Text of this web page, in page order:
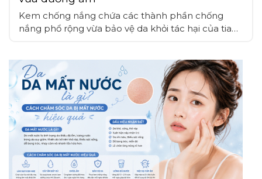
Kem chống nắng chứa các thành phần chống
nắng phổ rộng vừa bảo vệ da khỏi tác hại của tia
acid, glycerin, nhờ vậy da được bảo vệ mà không bị
mất nước